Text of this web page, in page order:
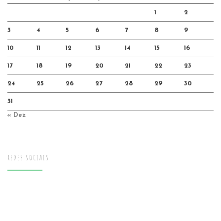
1 2
3 4 5 6 7 8 9
10 11 12 13 14 15 16
17 18 19 20 21 22 23
24 25 26 27 28 29 30
31
« Dez
REDES SOCIAIS